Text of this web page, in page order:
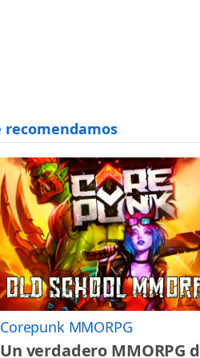
Corepunk MMORPG
Un verdadero MMORPG